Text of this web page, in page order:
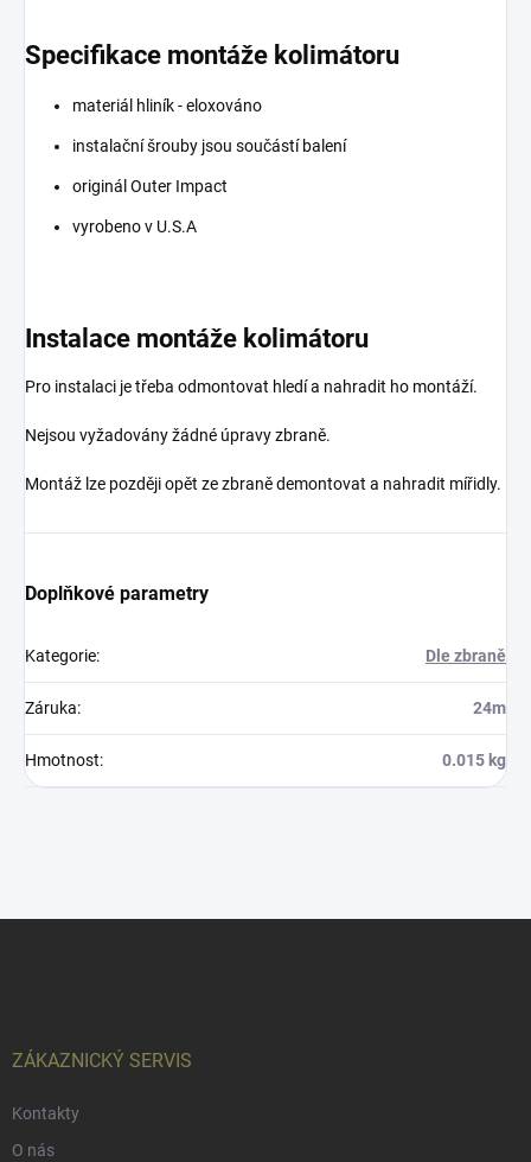
Specifikace montáže kolimátoru
materiál hliník - eloxováno
instalační šrouby jsou součástí balení
originál Outer Impact
vyrobeno v U.S.A
Instalace montáže kolimátoru
Pro instalaci je třeba odmontovat hledí a nahradit ho montáží.
Nejsou vyžadovány žádné úpravy zbraně.
Montáž lze později opět ze zbraně demontovat a nahradit mířidly.
Doplňkové parametry
Kategorie: Dle zbraně
Záruka: 24m
Hmotnost: 0.015 kg
ZÁKAZNICKÝ SERVIS
Kontakty
O nás